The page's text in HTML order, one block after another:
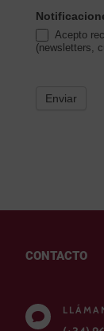
Acepto
(newsletters,
Enviar
CONTACTO
